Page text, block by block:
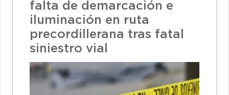
falta de demarcación e
iluminación en ruta
precordillerana tras fatal
siniestro vial